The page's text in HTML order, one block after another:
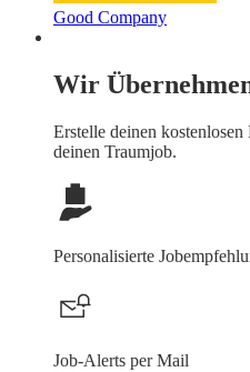
Good Company
Wir
Erstelle deinen
deinen Traumjob.
Personalisierte
Job-Alerts per Mail